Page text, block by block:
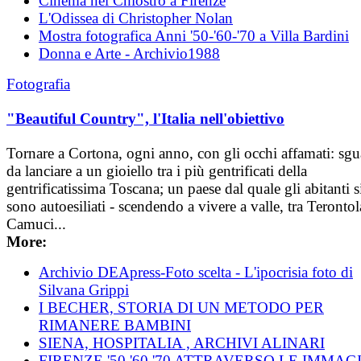
L'Odissea di Christopher Nolan
Mostra fotografica Anni '50-'60-'70 a Villa Bardini
Donna e Arte - Archivio1988
Fotografia
"Beautiful Country", l'Italia nell'obiettivo
Tornare a Cortona, ogni anno, con gli occhi affamati:
da lanciare a un gioiello tra i più gentrificati della
gentrificatissima Toscana; un paese dal quale gli abitanti
sono autoesiliati - scendendo a vivere a valle, tra
Camuci...
More:
Archivio DEApress-Foto scelta - L'ipocrisia foto di
Silvana Grippi
I BECHER, STORIA DI UN METODO PER
RIMANERE BAMBINI
SIENA, HOSPITALIA , ARCHIVI ALINARI